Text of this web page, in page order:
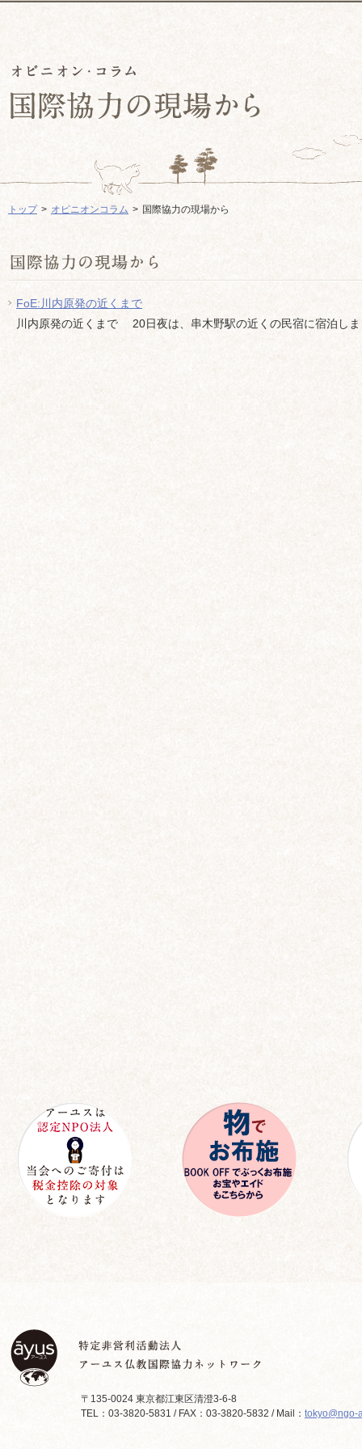
トップ オピニオンコラム 国際協力の現場から
FoE:川内原発の近くまで
川内原発の近くまで 20日夜は、串木野駅の近くの民宿に宿泊し
〒135-0024 東京都江東区清澄3-6-8
TEL：03-3820-5831 / FAX：03-3820-5832 / Mail： tokyo@ngo-